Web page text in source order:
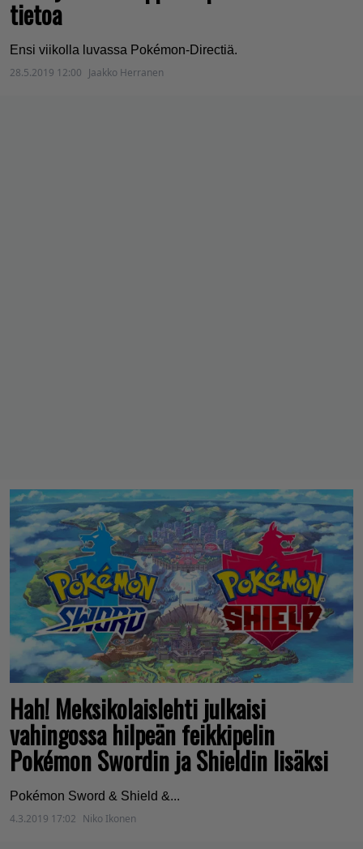
tietoa
Ensi viikolla luvassa Pokémon-Directiä.
28.5.2019 12:00 Jaakko Herranen
Hah! Meksikolaislehti julkaisi
vahingossa hilpeän feikkipelin
Pokémon Swordin ja Shieldin lisäksi
Pokémon Sword & Shield &...
4.3.2019 17:02 Niko Ikonen